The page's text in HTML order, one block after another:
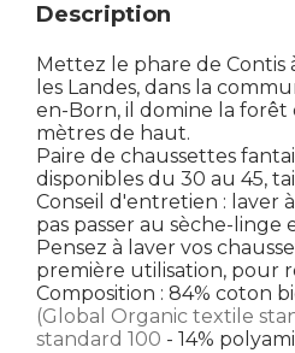
Description
Mettez le phare de Contis
les Landes, dans la
en-Born, il domine la forêt
mètres de haut.
Paire de chaussettes
disponibles du 30 au 45,
Conseil d'entretien : laver
pas passer au sèche-linge
Pensez à laver vos
première utilisation, pour
Composition : 84% coton
(Global Organic textile
standard 100 - 14%